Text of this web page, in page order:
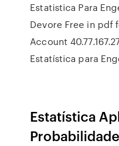
Estatistica Para
Devore Free in pdf
Account
Estatística para
Estatística